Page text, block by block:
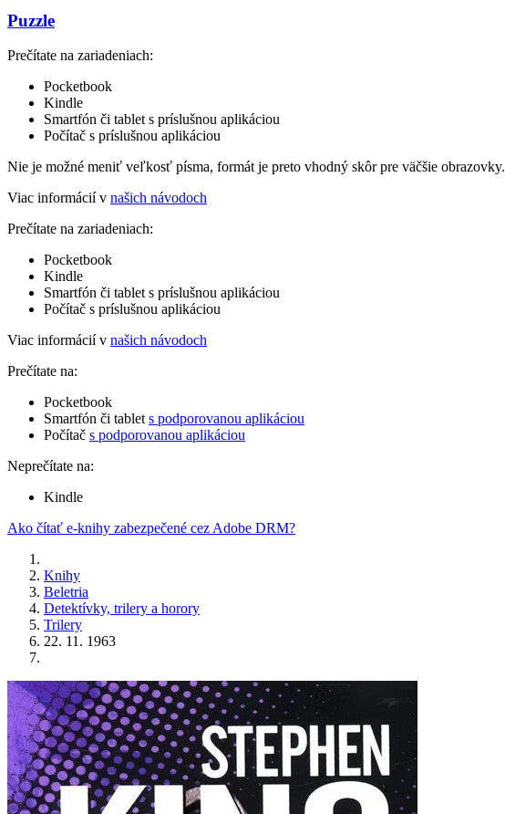
Puzzle
Prečítate na zariadeniach:
Pocketbook
Kindle
Smartfón či tablet s príslušnou aplikáciou
Počítač s príslušnou aplikáciou
Nie je možné meniť veľkosť písma, formát je preto vhodný skôr pre väčšie obrazovky.
Viac informácií v našich návodoch
Prečítate na zariadeniach:
Pocketbook
Kindle
Smartfón či tablet s príslušnou aplikáciou
Počítač s príslušnou aplikáciou
Viac informácií v našich návodoch
Prečítate na:
Pocketbook
Smartfón či tablet s podporovanou aplikáciou
Počítač s podporovanou aplikáciou
Neprečítate na:
Kindle
Ako čítať e-knihy zabezpečené cez Adobe DRM?
Knihy
Beletria
Detektívky, trilery a horory
Trilery
22. 11. 1963